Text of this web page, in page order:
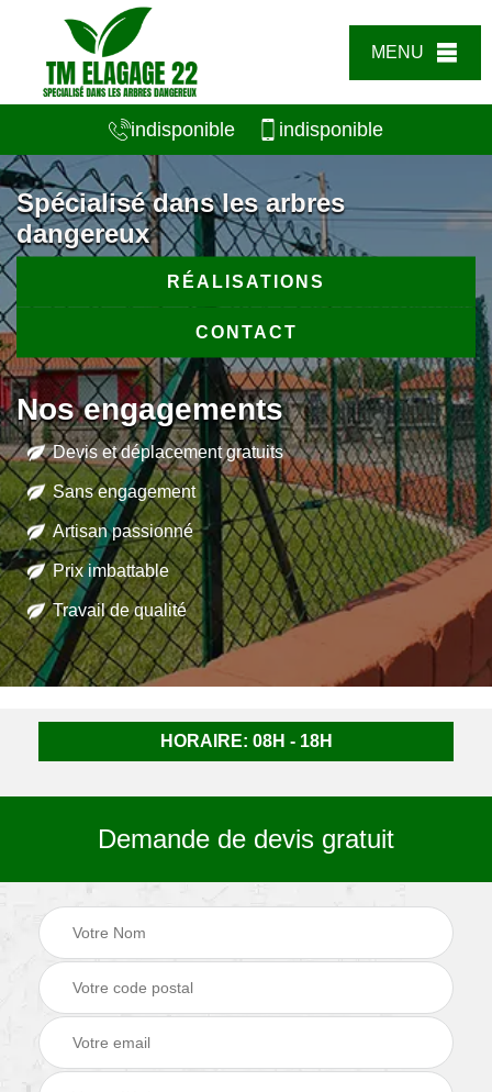
MENU
indisponible indisponible
Spécialisé dans les arbres
dangereux
RÉALISATIONS
CONTACT
Nos engagements
Devis et déplacement gratuits
Sans engagement
Artisan passionné
Prix imbattable
Travail de qualité
HORAIRE: 08H - 18H
Demande de devis gratuit